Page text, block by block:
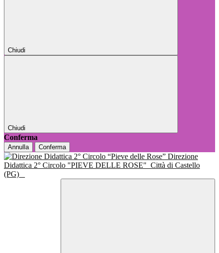
Chiudi
Chiudi
Conferma
Annulla Conferma
Direzione
Didattica 2° Circolo "PIEVE DELLE ROSE" Città di Castello
(PG)